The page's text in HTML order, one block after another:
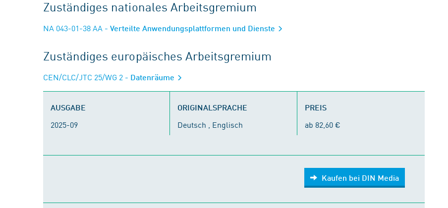
Zuständiges nationales Arbeitsgremium
NA 043-01-38 AA - Verteilte Anwendungsplattformen und Dienste
Zuständiges europäisches Arbeitsgremium
CEN/CLC/JTC 25/WG 2 - Datenräume
AUSGABE
2025-09
ORIGINALSPRACHE
Deutsch , Englisch
PREIS
ab 82,60 €
Kaufen bei DIN Media